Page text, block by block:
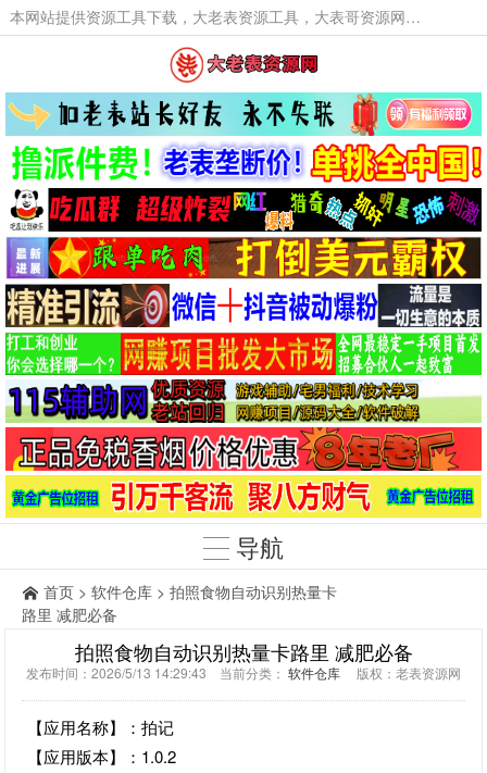
本网站提供资源工具下载，大老表资源工具，大表哥资源网软件工具，大老表资源下载，活动线报福利资源分享,活动线报，大型网游经典游戏，网络热门技术游戏辅助交流与分享。
导航
首页 > 软件仓库 > 拍照食物自动识别热量卡
路里 减肥必备
拍照食物自动识别热量卡路里 减肥必备
发布时间：2026/5/13 14:29:43 当前分类： 软件仓库 版权：老表资源网
【应用名称】：拍记
【应用版本】：1.0.2